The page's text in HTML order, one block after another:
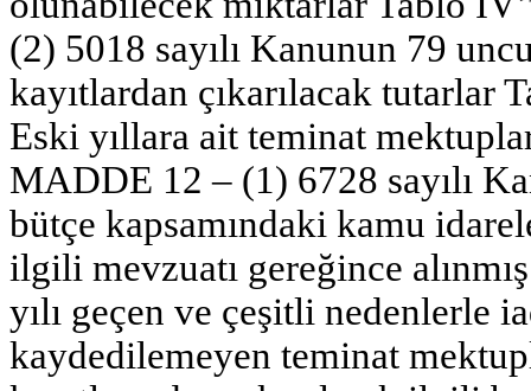
(2) 5018 sayılı Kanunun 79
kayıtlardan çıkarılacak tutarlar
Eski yıllara ait teminat
MADDE 12 – (1) 6728 sayılı
bütçe kapsamındaki kamu
ilgili mevzuatı gereğince
yılı geçen ve çeşitli nedenlerle
kaydedilemeyen teminat